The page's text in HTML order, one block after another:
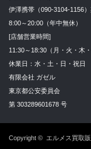
伊澤携帯（090-3104-1156
8:00～20:00（年中無休）
[店舗営業時間]
11:30～18:30（月・火・木・
休業日：水・土・日・祝日
有限会社 ガゼル
東京都公安委員会
第 303289601678 号
Copyright © エルメス買取